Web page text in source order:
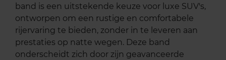
band is een uitstekende keuze voor luxe SUV's,
ontworpen om een rustige en comfortabele
rijervaring te bieden, zonder in te leveren aan
prestaties op natte wegen. Deze band
onderscheidt zich door zijn geavanceerde